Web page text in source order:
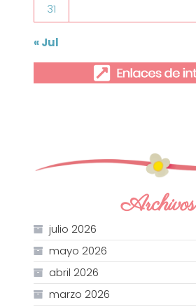
31
« Jul
Archivos
julio 2026
mayo 2026
abril 2026
marzo 2026